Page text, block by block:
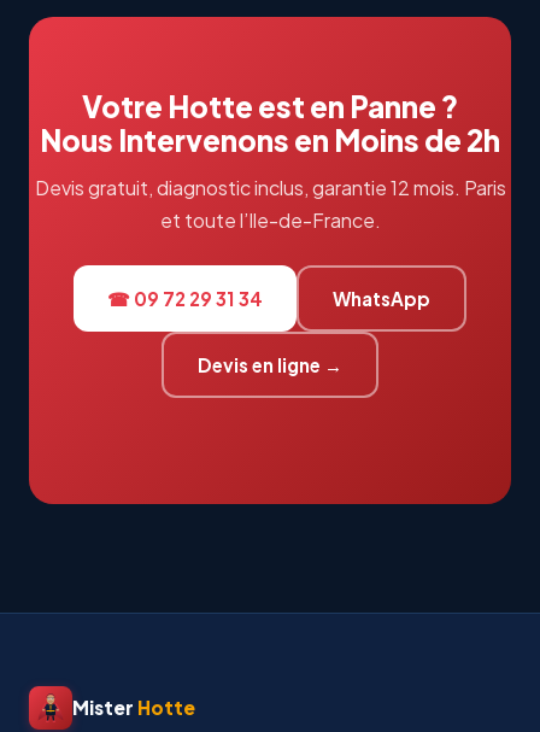
Votre Hotte est en Panne ?
Nous Intervenons en Moins de 2h
Devis gratuit, diagnostic inclus, garantie 12 mois. Paris
et toute l’Ile-de-France.
☎ 09 72 29 31 34 WhatsApp
Devis en ligne →
Mister Hotte